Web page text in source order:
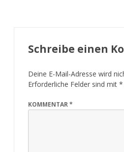
Schreibe einen
Deine E-Mail-Adresse wird
Erforderliche Felder sind mit *
KOMMENTAR*